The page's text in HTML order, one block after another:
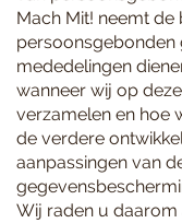
Mach Mit! neemt
persoonsgebonden
mededelingen
wanneer wij op
verzamelen en hoe
de verdere
aanpassingen van
Wij raden u